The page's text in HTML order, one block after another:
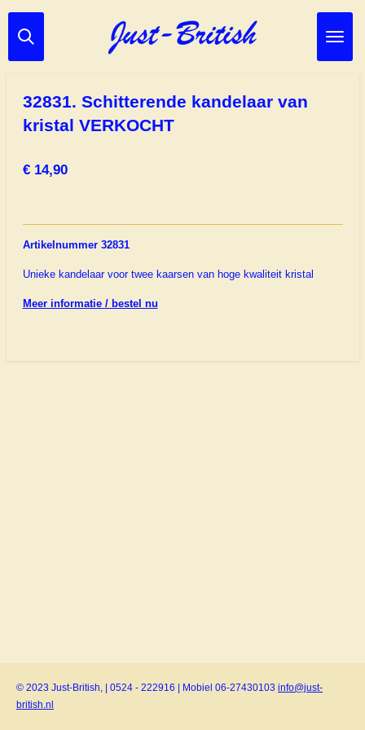
Ga
direct
32831. Schitterende kandelaar van
kristal VERKOCHT
€ 14,90
Artikelnummer 32831
Unieke kandelaar voor twee kaarsen van hoge kwaliteit kristal
Meer informatie / bestel nu
© 2023 Just-British, | 0524 - 222916 | Mobiel 06-27430103 info@just-
british.nl